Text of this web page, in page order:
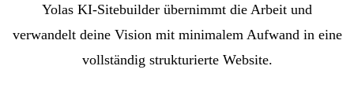
Yolas KI-Sitebuilder übernimmt die Arbeit und
verwandelt deine Vision mit minimalem Aufwand in eine
vollständig strukturierte Website.